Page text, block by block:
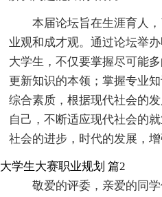
本届论坛旨在生涯育人
业观和成才观。通过论坛举
大学生，不仅要掌握尽可能
更新知识的本领；掌握专业
综合素质，根据现代社会的
自己，不断适应现代社会的
社会的进步，时代的发展，增
大学生大赛职业规划 篇2
敬爱的评委，亲爱的同学